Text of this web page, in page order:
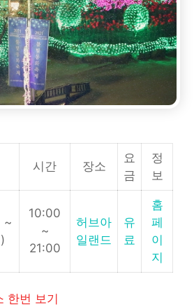
시간 장소
요
금
정
보
~
10:00
~
21:00
허브아
일랜드
유
료
홈
페
이
지
한번 보기